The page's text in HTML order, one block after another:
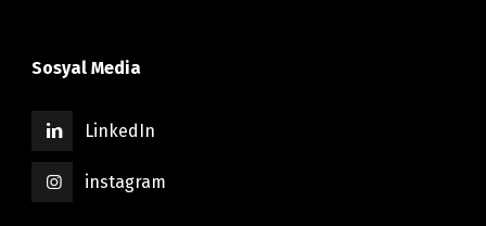
Sosyal Media
LinkedIn
instagram